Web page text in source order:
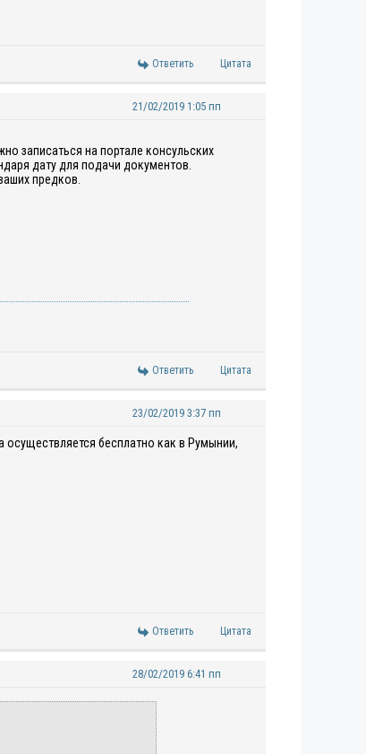
Ответить Цитата
21/02/2019 1:05 пп
записаться на портале консульских
дату для подачи документов.
предков.
Ответить Цитата
23/02/2019 3:37 пп
бесплатно как в Румынии,
Ответить Цитата
28/02/2019 6:41 пп